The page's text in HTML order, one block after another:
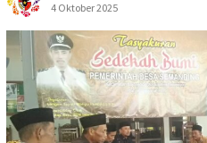
4 Oktober 2025